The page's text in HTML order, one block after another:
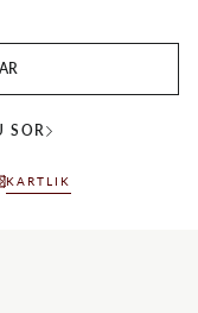
SOR
KARTLIK